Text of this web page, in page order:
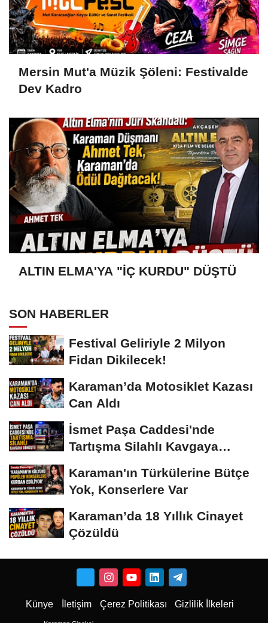
Mersin Mut'a Müzik Şöleni: Festivalde
Dev Kadro
ALTIN ELMA'YA "İÇ KURDU" DÜŞTÜ
SON HABERLER
Festival Geliriyle 2 Milyon
Fidan Dikilecek!
Karaman’da Motosiklet Kazası
Can Aldı
İsmet Paşa Caddesi'nde
Tartışma Silahlı Kavgaya
Karaman'ın Türkülerine Bütçe
Yok, Konserlere Var
Karaman’da 18 Yıllık Cinayet
Çözüldü
Künye İletişim Çerez Politikası Gizlilik İlkeleri